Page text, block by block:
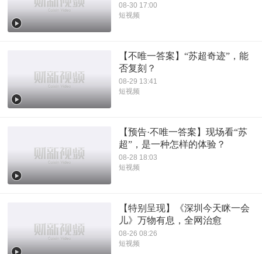
08-30 17:00
短视频
【不唯一答案】“苏超奇迹”，能
否复刻？
08-29 13:41
短视频
【预告·不唯一答案】现场看“苏
超”，是一种怎样的体验？
08-28 18:03
短视频
【特别呈现】《深圳今天眯一会
儿》万物有息，全网治愈
08-26 08:26
短视频